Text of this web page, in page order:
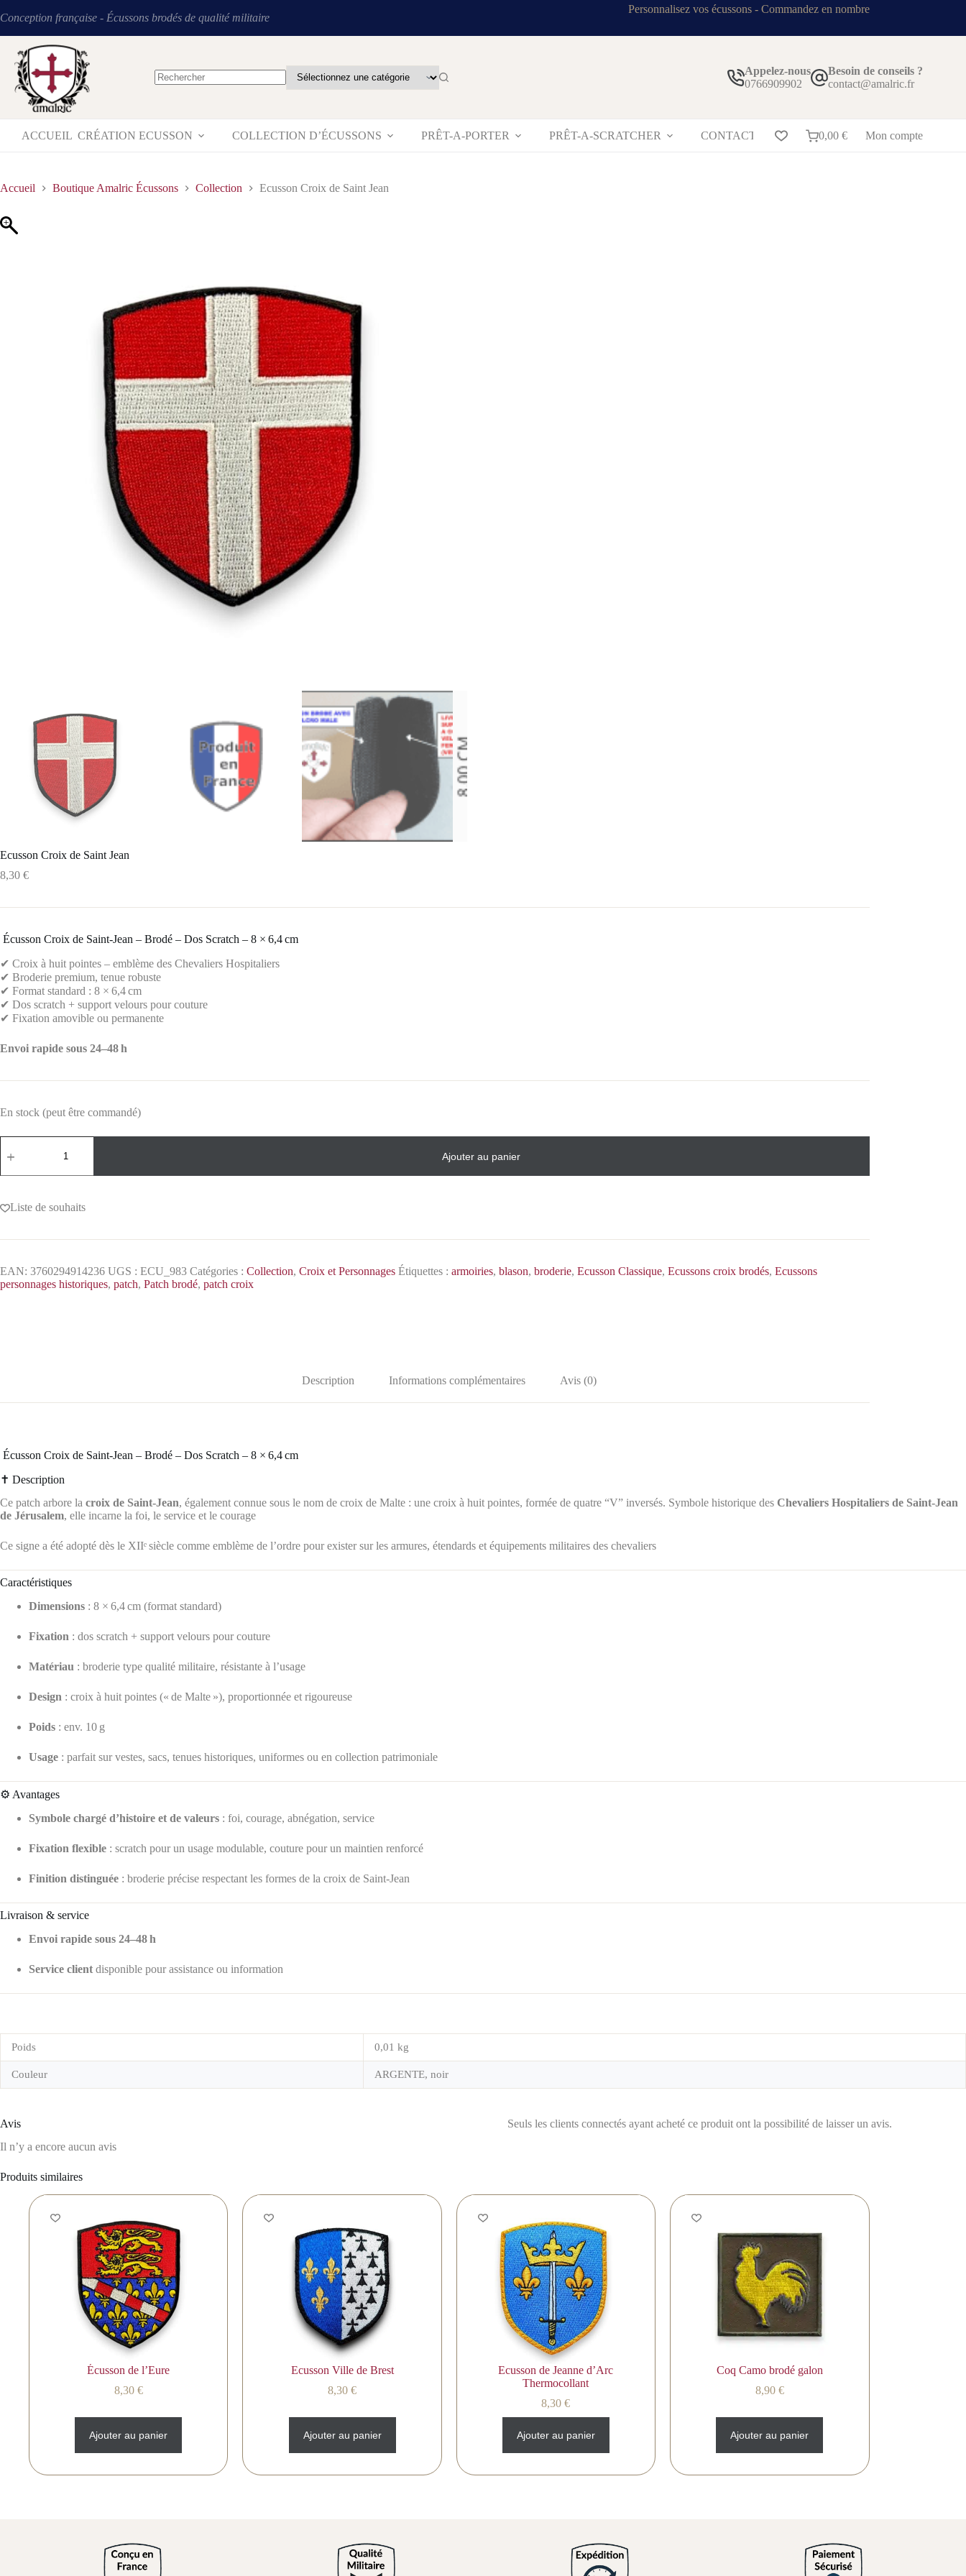
Conception française - Écussons brodés de qualité militaire
Personnalisez vos écussons - Commandez en nombre
Appelez-nous
0766909902
Besoin de conseils ?
contact@amalric.fr
ACCUEIL CRÉATION ECUSSON COLLECTION D’ÉCUSSONS PRÊT-A-PORTER PRÊT-A-SCRATCHER CONTACT BLOG0,00 € Mon compte
Accueil Boutique Amalric Écussons Collection Ecusson Croix de Saint Jean
Ecusson Croix de Saint Jean
8,30 €
️ Écusson Croix de Saint‑Jean – Brodé – Dos Scratch – 8 × 6,4 cm
✔ Croix à huit pointes – emblème des Chevaliers Hospitaliers
✔ Broderie premium, tenue robuste
✔ Format standard : 8 × 6,4 cm
✔ Dos scratch + support velours pour couture
✔ Fixation amovible ou permanente
Envoi rapide sous 24–48 h
En stock (peut être commandé)
Ajouter au panier
Liste de souhaits
EAN: 3760294914236 UGS : ECU_983 Catégories : Collection, Croix et Personnages Étiquettes : armoiries, blason, broderie, Ecusson Classique, Ecussons croix brodés, Ecussons
personnages historiques, patch, Patch brodé, patch croix
Description Informations complémentaires Avis (0)
️ Écusson Croix de Saint‑Jean – Brodé – Dos Scratch – 8 × 6,4 cm
✝️ Description
Ce patch arbore la croix de Saint‑Jean, également connue sous le nom de croix de Malte : une croix à huit pointes, formée de quatre “V” inversés. Symbole historique des Chevaliers Hospitaliers de Saint‑Jean
de Jérusalem, elle incarne la foi, le service et le courage
Ce signe a été adopté dès le XIIᵉ siècle comme emblème de l’ordre pour exister sur les armures, étendards et équipements militaires des chevaliers
Caractéristiques
Dimensions : 8 × 6,4 cm (format standard)
Fixation : dos scratch + support velours pour couture
Matériau : broderie type qualité militaire, résistante à l’usage
Design : croix à huit pointes (« de Malte »), proportionnée et rigoureuse
Poids : env. 10 g
Usage : parfait sur vestes, sacs, tenues historiques, uniformes ou en collection patrimoniale
⚙️ Avantages
Symbole chargé d’histoire et de valeurs : foi, courage, abnégation, service
Fixation flexible : scratch pour un usage modulable, couture pour un maintien renforcé
Finition distinguée : broderie précise respectant les formes de la croix de Saint‑Jean
Livraison & service
Envoi rapide sous 24–48 h
Service client disponible pour assistance ou information
Poids 0,01 kg
Couleur ARGENTE, noir
Avis
Il n’y a encore aucun avis
Seuls les clients connectés ayant acheté ce produit ont la possibilité de laisser un avis.
Produits similaires
Écusson de l’Eure
8,30 €
Ajouter au panier
Ecusson Ville de Brest
8,30€
Ajouter au panier
Ecusson de Jeanne d’Arc
Thermocollant
8,30€
Ajouter au panier
Coq Camo brodé galon
8,90 €
Ajouter au panier